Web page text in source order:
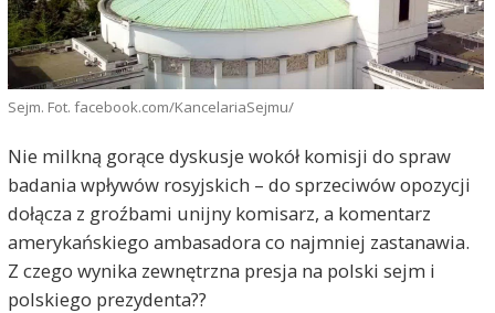
Sejm. Fot. facebook.com/KancelariaSejmu/
Nie milkną gorące dyskusje wokół komisji do spraw
badania wpływów rosyjskich – do sprzeciwów opozycji
dołącza z groźbami unijny komisarz, a komentarz
amerykańskiego ambasadora co najmniej zastanawia.
Z czego wynika zewnętrzna presja na polski sejm i
polskiego prezydenta??